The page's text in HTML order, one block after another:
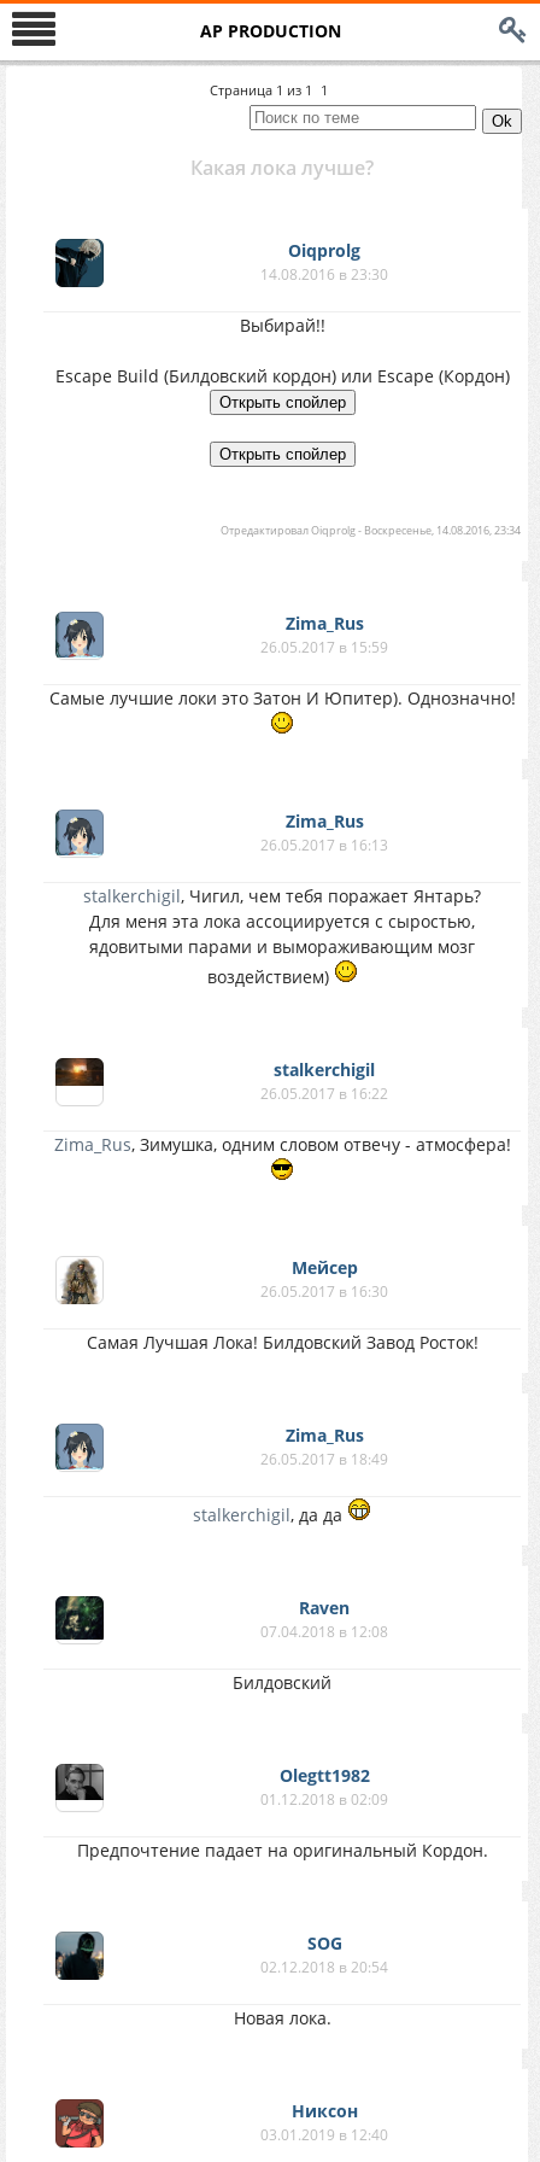
AP PRODUCTION
Страница 1 из 1 1
Какая лока лучше?
Oiqprolg
14.08.2016 в 23:30
Выбирай!!
Escape Build (Билдовский кордон) или Escape (Кордон)
ОтредактировалOiqprolg- Воскресенье, 14.08.2016, 23:34
Zima_Rus
26.05.2017 в 15:59
Самые лучшие локи это Затон И Юпитер). Однозначно!
Zima_Rus
26.05.2017 в 16:13
stalkerchigil, Чигил, чем тебя поражает Янтарь?
Для меня эта лока ассоциируется с сыростью,
ядовитыми парами и вымораживающим мозг
воздействием)
stalkerchigil
26.05.2017 в 16:22
Zima_Rus, Зимушка, одним словом отвечу - атмосфера!
Мейсер
26.05.2017 в 16:30
Самая Лучшая Лока! Билдовский Завод Росток!
Zima_Rus
26.05.2017 в 18:49
stalkerchigil, да да
Raven
07.04.2018 в 12:08
Билдовский
Olegtt1982
01.12.2018 в 02:09
Предпочтение падает на оригинальный Кордон.
SOG
02.12.2018 в 20:54
Новая лока.
Никсон
03.01.2019 в 12:40